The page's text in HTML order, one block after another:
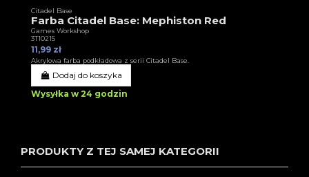
Citadel Base
Farba Citadel Base: Mephiston Red
Games Workshop
3T10215
11,99 zł
Akrylowa farba podkładowa z serii Citadel Base.
Dodaj do koszyka
Wysyłka w 24 godzin
PRODUKTY Z TEJ SAMEJ KATEGORII